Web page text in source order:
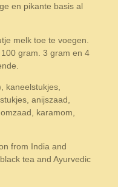
en pikante basis al
melk toe te voegen.
gram. 3 gram en 4
kaneelstukjes,
anijszaad,
karamom,
from India and
tea and Ayurvedic